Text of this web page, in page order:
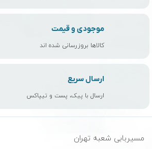
موجودی و قیمت
کالاها بروزرسانی شده اند
ارسال سریع
ارسال با پیک، پست و تیپاکس
مسیربابی شعبه تهران